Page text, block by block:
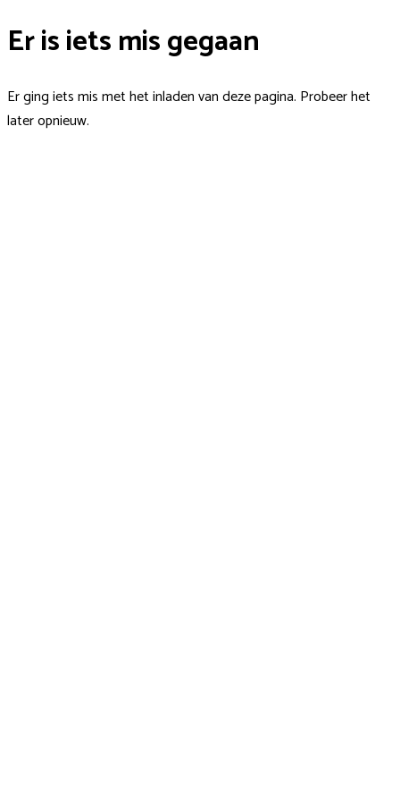
Er is iets mis gegaan
Er ging iets mis met het inladen van deze pagina. Probeer het
later opnieuw.